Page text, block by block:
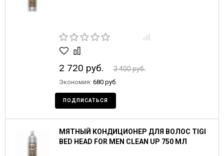
2 720 руб. 3 400 руб.
Экономия: 680 руб.
ПОДПИСАТЬСЯ
МЯТНЫЙ КОНДИЦИОНЕР ДЛЯ ВОЛОС TIGI
BED HEAD FOR MEN CLEAN UP 750 МЛ